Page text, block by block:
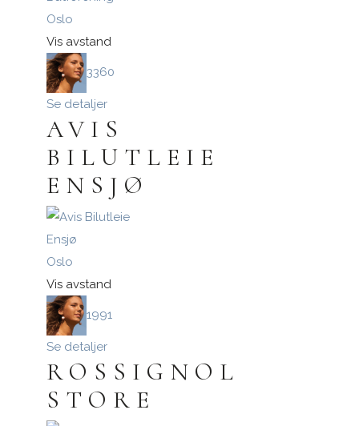
Oslo
Vis avstand
3360
Se detaljer
AVIS
BILUTLEIE
ENSJØ
Oslo
Vis avstand
1991
Se detaljer
ROSSIGNOL
STORE